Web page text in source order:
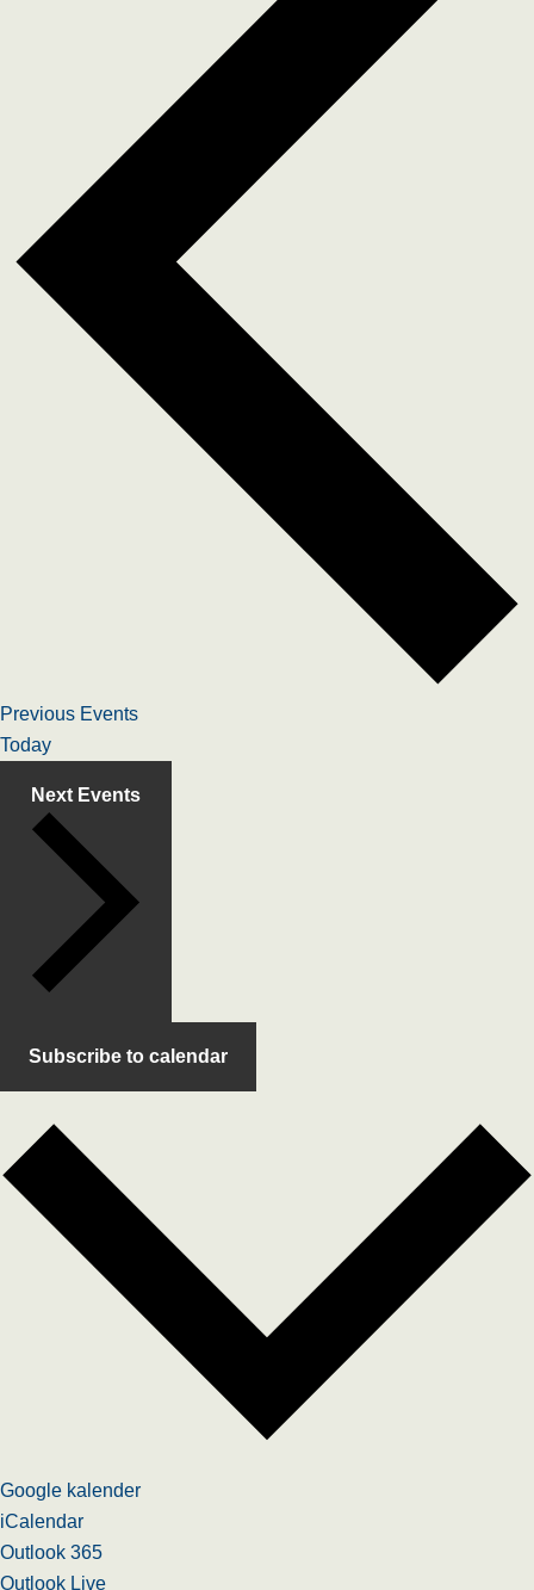
Previous Events
Today
Next Events
Subscribe to calendar
Google kalender
iCalendar
Outlook 365
Outlook Live